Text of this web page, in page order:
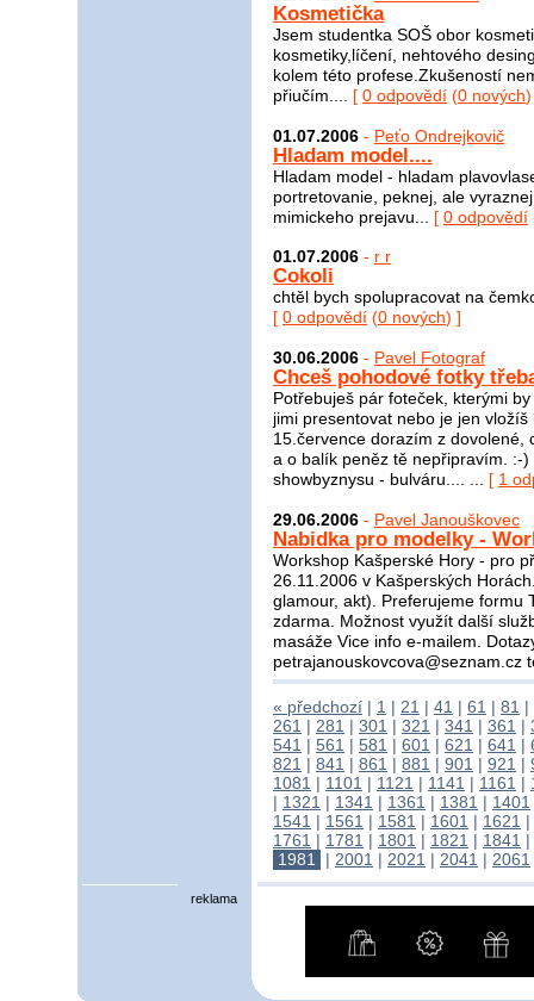
Kosmetička
Jsem studentka SOŠ obor
kosmetiky,líčení, nehtového
kolem této profese.Zkušeností
přiučím.... [ 0 odpovědí (0 nových
01.07.2006 - Peťo Ondrejkovič
Hladam model....
Hladam model - hladam
portretovanie, peknej, ale
mimickeho prejavu... [ 0 odpovědí
01.07.2006 - r r
Cokoli
chtěl bych spolupracovat na
[ 0 odpovědí (0 nových) ]
30.06.2006 - Pavel Fotograf
Chceš pohodové fotky
Potřebuješ pár foteček, kterými
jimi presentovat nebo je jen
15.července dorazím z dovolené,
a o balík peněz tě nepřipravím. :-
showbyznysu - bulváru.... ... [ 1
29.06.2006 - Pavel Janouškovec
Nabidka pro modelky -
Workshop Kašperské Hory - pro
26.11.2006 v Kašperských
glamour, akt). Preferujeme formu
zdarma. Možnost využít další
masáže Vice info e-mailem.
petrajanouskovcova@seznam.cz
« předchozí | 1 | 21 | 41 | 61 | 81 |
261 | 281 | 301 | 321 | 341 | 361 |
541 | 561 | 581 | 601 | 621 | 641 |
821 | 841 | 861 | 881 | 901 | 921 |
1081 | 1101 | 1121 | 1141 | 1161 |
| 1321 | 1341 | 1361 | 1381 | 1401
1541 | 1561 | 1581 | 1601 | 1621 |
1761 | 1781 | 1801 | 1821 | 1841 |
1981
| 2001 | 2021 | 2041 | 2061
reklama